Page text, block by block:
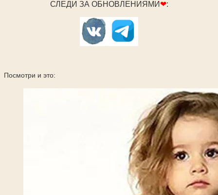
СЛЕДИ ЗА ОБНОВЛЕНИЯМИ ❤:
Посмотри и это: